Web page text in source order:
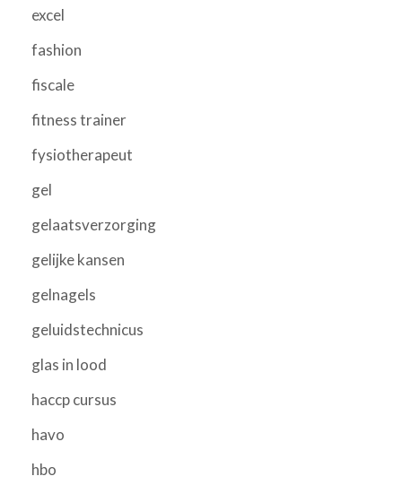
excel
fashion
fiscale
fitness trainer
fysiotherapeut
gel
gelaatsverzorging
gelijke kansen
gelnagels
geluidstechnicus
glas in lood
haccp cursus
havo
hbo